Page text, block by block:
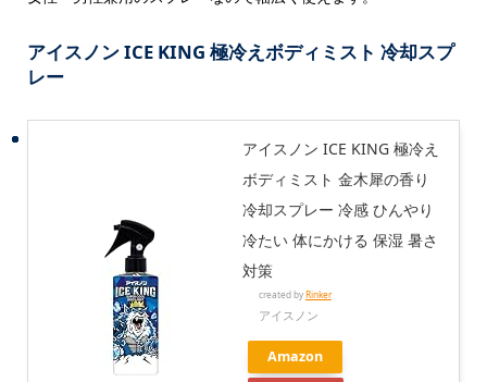
アイスノン ICE KING 極冷えボディミスト 冷却スプ
レー
アイスノン ICE KING 極冷え
ボディミスト 金木犀の香り
冷却スプレー 冷感 ひんやり
冷たい 体にかける 保湿 暑さ
対策
created byRinker
アイスノン
Amazon